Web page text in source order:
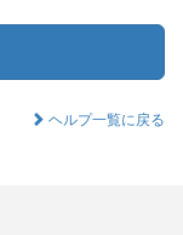
ヘルプ一覧に戻る